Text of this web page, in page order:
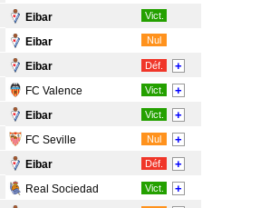
Eibar Vict.
Eibar Nul
Eibar Déf. +
FC Valence Vict. +
Eibar Vict. +
FC Seville Nul +
Eibar Déf. +
Real Sociedad Vict. +